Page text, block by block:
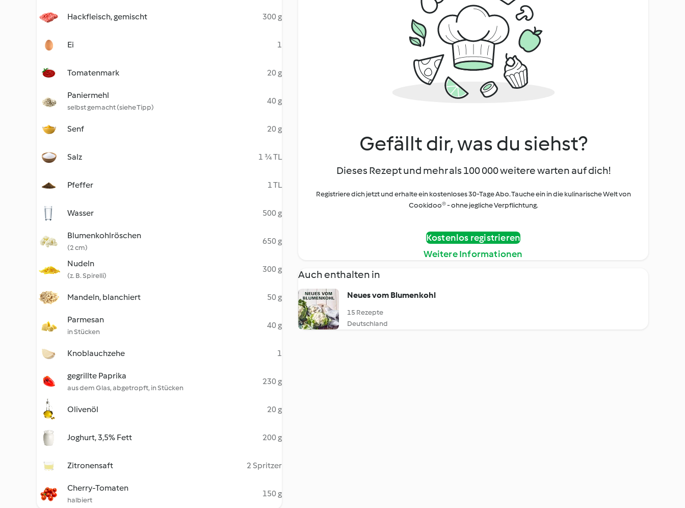
Hackfleisch, gemischt 300 g
Ei 1
Tomatenmark 20 g
Paniermehl
selbst gemacht (siehe Tipp)
40 g
Senf 20 g
Salz 1 ¾ TL
Pfeffer 1 TL
Wasser 500 g
Blumenkohlröschen
(2 cm)
650 g
Nudeln
(z. B. Spirelli)
300 g
Mandeln, blanchiert 50 g
Parmesan
in Stücken
40 g
Knoblauchzehe 1
gegrillte Paprika
aus dem Glas, abgetropft, in Stücken
230 g
Olivenöl 20 g
Joghurt, 3,5% Fett 200 g
Zitronensaft 2 Spritzer
Cherry-Tomaten
halbiert
150 g
Gefällt dir, was du siehst?
Dieses Rezept und mehr als 100 000 weitere warten auf dich!
Registriere dich jetzt und erhalte ein kostenloses 30-Tage Abo. Tauche ein in die kulinarische Welt von
Cookidoo® - ohne jegliche Verpflichtung.
Kostenlos registrieren
Weitere Informationen
Auch enthalten in
Neues vom Blumenkohl
15 Rezepte
Deutschland